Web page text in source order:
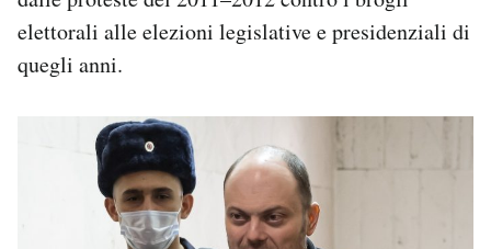
elettorali alle elezioni legislative e presidenziali di
quegli anni.